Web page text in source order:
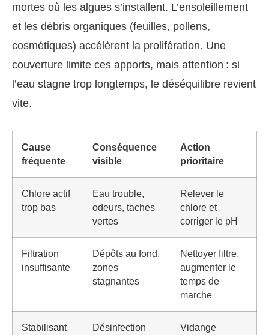
mortes où les algues s’installent. L’ensoleillement
et les débris organiques (feuilles, pollens,
cosmétiques) accélèrent la prolifération. Une
couverture limite ces apports, mais attention : si
l’eau stagne trop longtemps, le déséquilibre revient
vite.
Cause
fréquente
Conséquence
visible
Action
prioritaire
Chlore actif
trop bas
Eau trouble,
odeurs, taches
vertes
Relever le
chlore et
corriger le pH
Filtration
insuffisante
Dépôts au fond,
zones
stagnantes
Nettoyer filtre,
augmenter le
temps de
marche
Stabilisant
Désinfection
Vidange